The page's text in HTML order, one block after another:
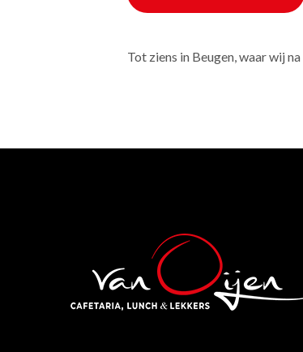
Tot ziens in Beugen, waar wij